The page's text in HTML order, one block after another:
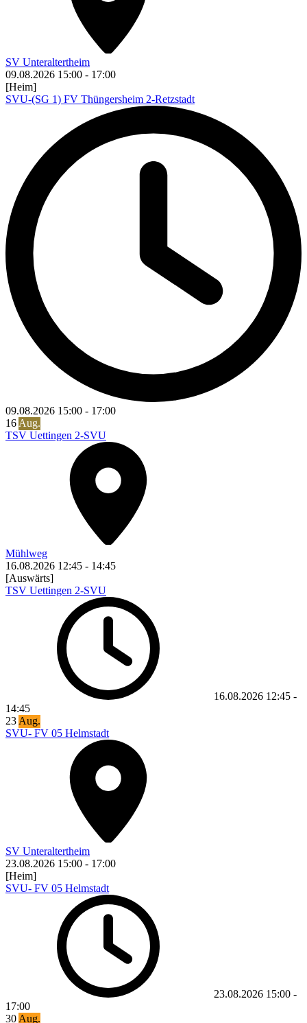
SV Unteraltertheim
09.08.2026 15:00 - 17:00
[Heim]
SVU-(SG 1) FV Thüngersheim 2-Retzstadt
09.08.2026 15:00 - 17:00
16 Aug.
TSV Uettingen 2-SVU
Mühlweg
16.08.2026 12:45 - 14:45
[Auswärts]
TSV Uettingen 2-SVU
16.08.2026 12:45 -
14:45
23 Aug.
SVU- FV 05 Helmstadt
SV Unteraltertheim
23.08.2026 15:00 - 17:00
[Heim]
SVU- FV 05 Helmstadt
23.08.2026 15:00 -
17:00
30 Aug.